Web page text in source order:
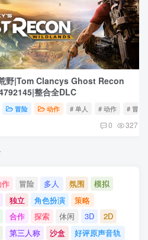
野|Tom Clancys Ghost Recon
整合全DLC
冒险 动作 # 单人 # 动作 # 冒险
0 327
冒险 多人 氛围
模拟
独立 角色扮演
策略
合作 探索 休闲 3D
2D
第三人称 沙盒 好评原声音轨